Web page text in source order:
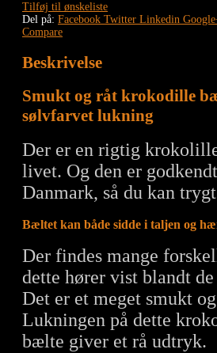
Tilføj til ønskeliste
Del på: Facebook Twitter Linkedin
Compare
Beskrivelse
Smukt og råt krokodille
sølvfarvet lukning
Der er en rigtig
livet. Og den er
Danmark, så du kan
Bæltet kan både sidde i taljen og
Der findes mange
dette hører vist blandt
Det er et meget smukt
Lukningen på dette
bælte giver et rå udtryk.